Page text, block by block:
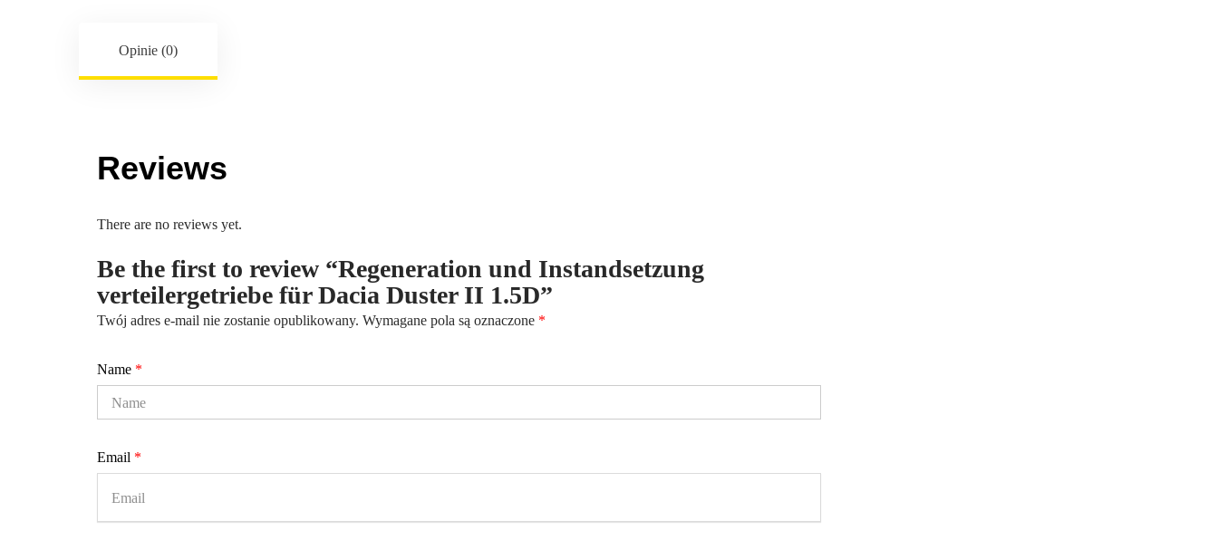
Opinie (0)
Reviews
There are no reviews yet.
Be the first to review “Regeneration und Instandsetzung
verteilergetriebe für Dacia Duster II 1.5D”
Twój adres e-mail nie zostanie opublikowany. Wymagane pola są oznaczone *
Name *
Email *